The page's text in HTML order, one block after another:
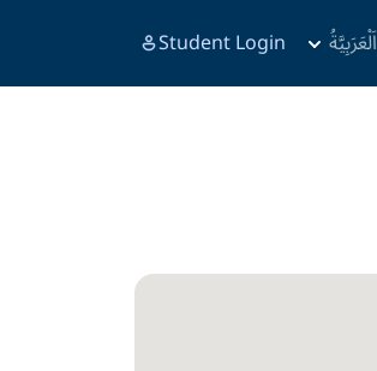
اَلْعَرَبِيَّةُ Student Login